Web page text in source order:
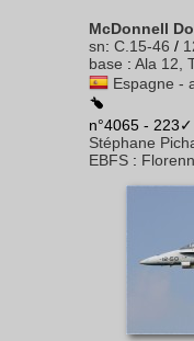
McDonnell
sn: C.15-46 /
base : Ala 12,
Espagne -
n°4065 - 223✓
Stéphane
EBFS :